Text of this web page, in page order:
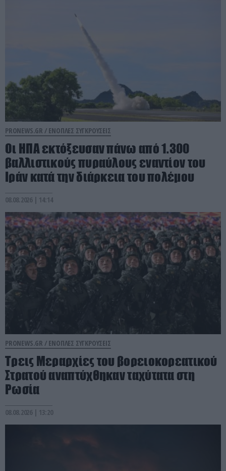
PRONEWS.GR / ΕΝΟΠΛΕΣ ΣΥΓΚΡΟΥΣΕΙΣ
Οι ΗΠΑ εκτόξευσαν πάνω από 1.300
βαλλιστικούς πυραύλους εναντίον του
Ιράν κατά την διάρκεια του πολέμου
08.08.2026 | 14:14
PRONEWS.GR / ΕΝΟΠΛΕΣ ΣΥΓΚΡΟΥΣΕΙΣ
Τρεις Μεραρχίες του βορειοκορεατικού
Στρατού αναπτύχθηκαν ταχύτατα στη
Ρωσία
08.08.2026 | 13:20